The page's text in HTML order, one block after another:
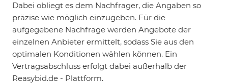
Dabei obliegt es dem Nachfrager, die Angaben so
präzise wie möglich einzugeben. Für die
aufgegebene Nachfrage werden Angebote der
einzelnen Anbieter ermittelt, sodass Sie aus den
optimalen Konditionen wählen können. Ein
Vertragsabschluss erfolgt dabei außerhalb der
Reasybid.de - Plattform.